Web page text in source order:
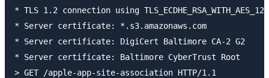
* TLS 1.2 connection using
* Server certificate: *.s3.amazonaws.com
* Server certificate: DigiCert Baltimore CA-2 G2
* Server certificate: Baltimore CyberTrust Root
> GET /apple-app-site-association HTTP/1.1